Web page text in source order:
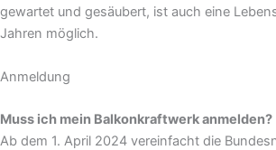
gewartet und gesäubert, ist auch eine
Jahren möglich.
Anmeldung
Muss ich mein Balkonkraftwerk anmelden?
Ab dem 1. April 2024 vereinfacht die